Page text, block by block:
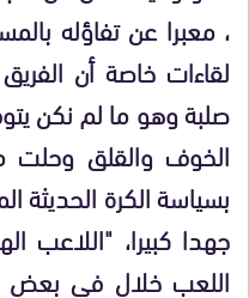
، معبرا عن تفاؤله
لقاءات خاصة أن
صلبة وهو ما لم نكن
الخوف والقلق وحلت
بسياسة الكرة الحديثة
جهدا كبيرا، "اللاعب
اللعب خلال في بعض